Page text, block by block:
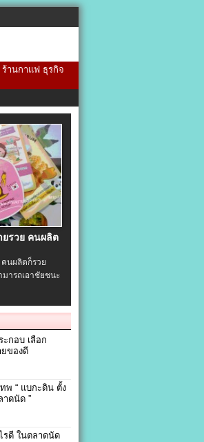
านกาแฟ ธุรกิจ
ยรวย คนผลิต
คนผลิตก็รวย
ารถเอาชัยชนะ
ะกอบ เลือก
ยของดี
พ “ แบกะดิน ตั้ง
าดนัด ”
ดี ในตลาดนัด